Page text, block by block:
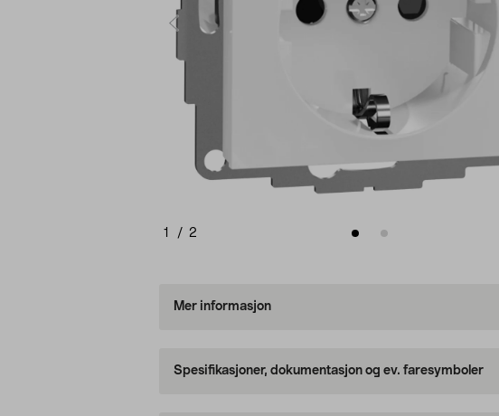
1 / 2
Mer informasjon
Spesifikasjoner, dokumentasjon og ev. faresymboler